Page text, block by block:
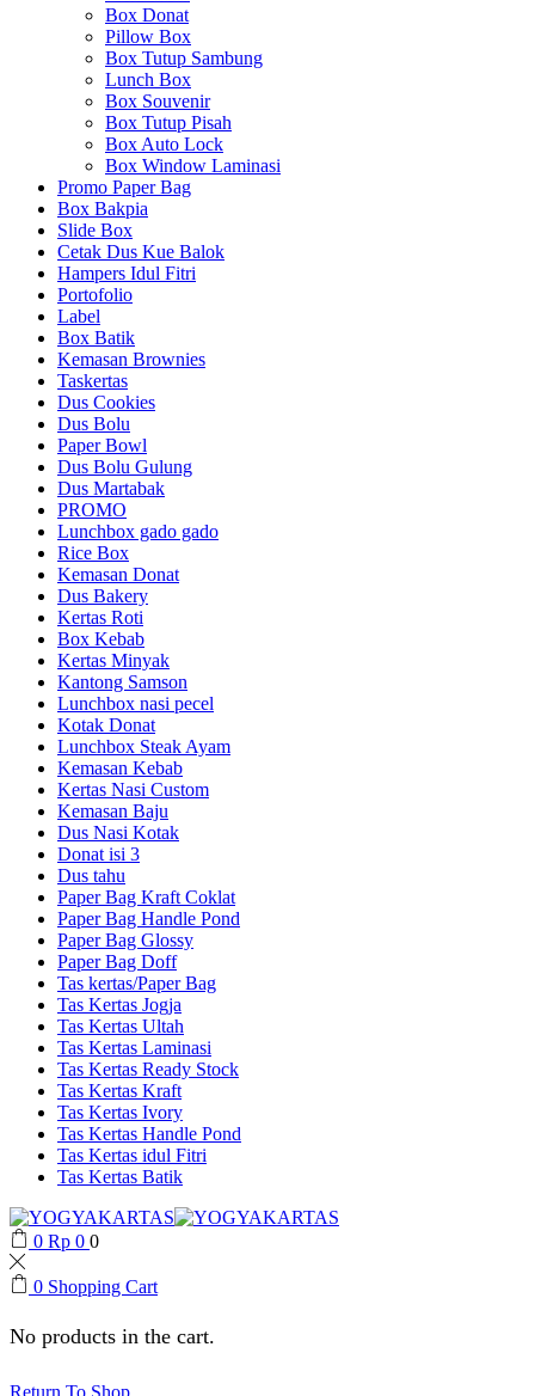
Box Donat
Pillow Box
Box Tutup Sambung
Lunch Box
Box Souvenir
Box Tutup Pisah
Box Auto Lock
Box Window Laminasi
Promo Paper Bag
Box Bakpia
Slide Box
Cetak Dus Kue Balok
Hampers Idul Fitri
Portofolio
Label
Box Batik
Kemasan Brownies
Taskertas
Dus Cookies
Dus Bolu
Paper Bowl
Dus Bolu Gulung
Dus Martabak
PROMO
Lunchbox gado gado
Rice Box
Kemasan Donat
Dus Bakery
Kertas Roti
Box Kebab
Kertas Minyak
Kantong Samson
Lunchbox nasi pecel
Kotak Donat
Lunchbox Steak Ayam
Kemasan Kebab
Kertas Nasi Custom
Kemasan Baju
Dus Nasi Kotak
Donat isi 3
Dus tahu
Paper Bag Kraft Coklat
Paper Bag Handle Pond
Paper Bag Glossy
Paper Bag Doff
Tas kertas/Paper Bag
Tas Kertas Jogja
Tas Kertas Ultah
Tas Kertas Laminasi
Tas Kertas Ready Stock
Tas Kertas Kraft
Tas Kertas Ivory
Tas Kertas Handle Pond
Tas Kertas idul Fitri
Tas Kertas Batik
0 Rp 0 0
0 Shopping Cart
No products in the cart.